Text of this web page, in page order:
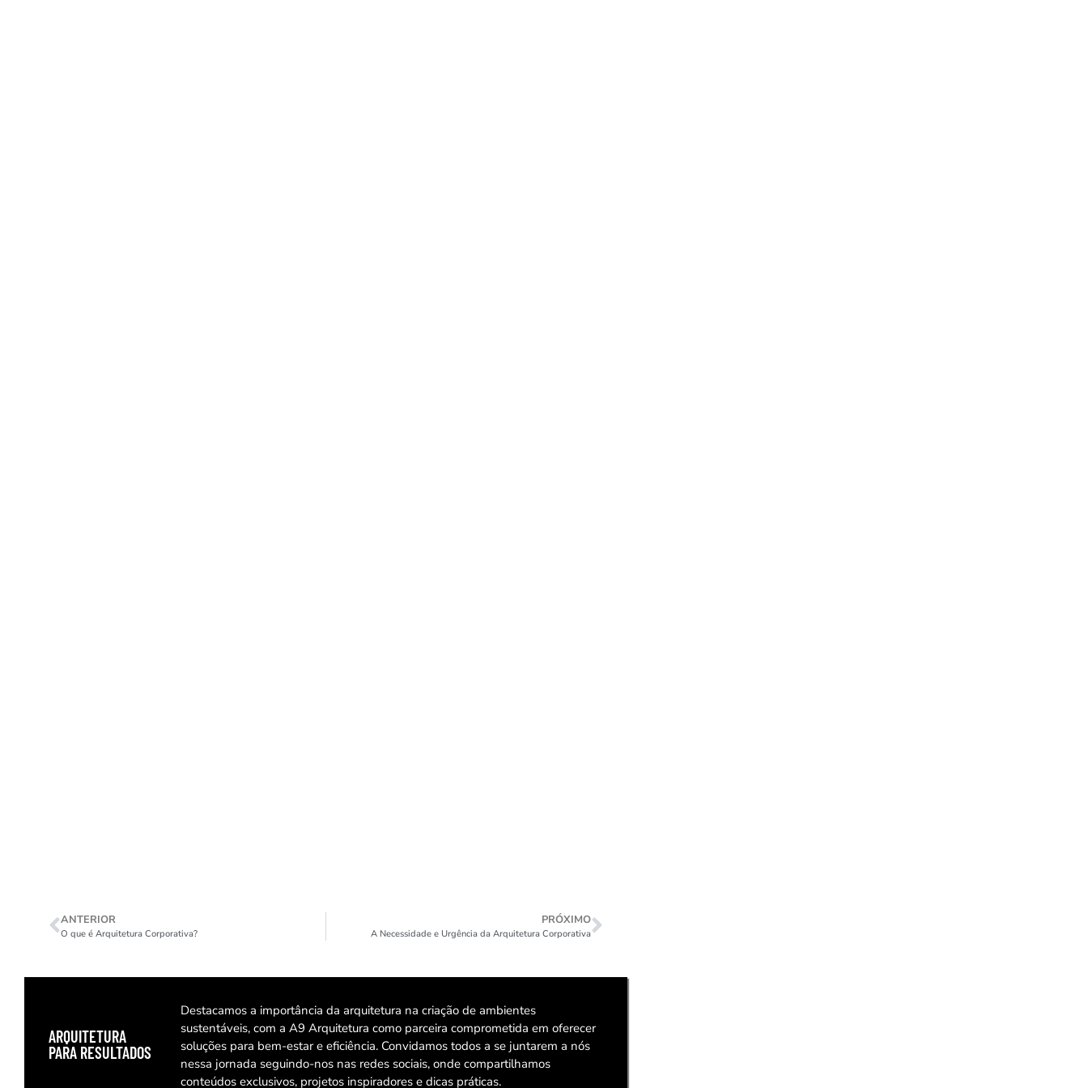
ANTERIOR
O que é Arquitetura Corporativa?
PRÓXIMO
A Necessidade e Urgência da Arquitetura Corporativa
ARQUITETURA
PARA RESULTADOS
Destacamos a importância da arquitetura na criação de ambientes
sustentáveis, com a A9 Arquitetura como parceira comprometida em oferecer
soluções para bem-estar e eficiência. Convidamos todos a se juntarem a nós
nessa jornada seguindo-nos nas redes sociais, onde compartilhamos
conteúdos exclusivos, projetos inspiradores e dicas práticas.